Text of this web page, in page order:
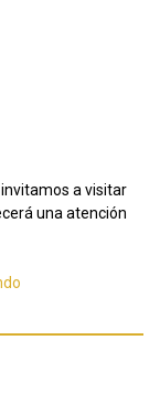
a visitar
una atención